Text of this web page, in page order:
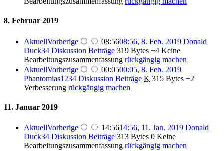
8. Februar 2019
AktuellVorherige 08:5608:56, 8. Feb. 2019 Donald
Duck34 Diskussion Beiträge 319 Bytes +4 Keine
Bearbeitungszusammenfassung rückgängig machen
AktuellVorherige 00:0500:05, 8. Feb. 2019
Phantomias1234 Diskussion Beiträge K 315 Bytes +2
Verbesserung rückgängig machen
11. Januar 2019
AktuellVorherige 14:5614:56, 11. Jan. 2019 Donald
Duck34 Diskussion Beiträge 313 Bytes 0 Keine
Bearbeitungszusammenfassung rückgängig machen